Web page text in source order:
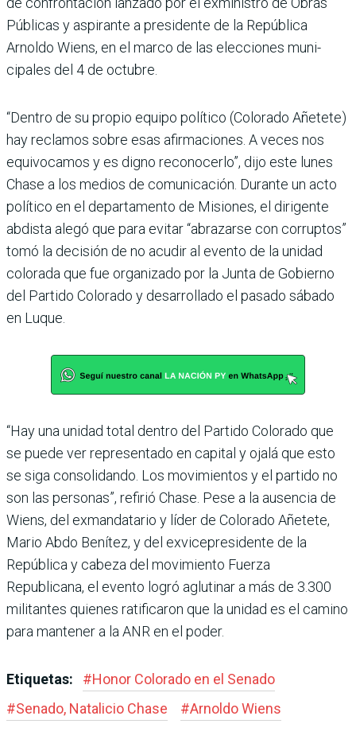
Públicas y aspirante a presidente de la República
Arnoldo Wiens, en el marco de las elecciones muni­
cipales del 4 de octubre.
“Dentro de su propio equipo político (Colorado Añetete)
hay reclamos sobre esas afir­maciones. A veces nos
equi­vocamos y es digno recono­cerlo”, dijo este lunes
Chase a los medios de comunicación. Durante un acto
político en el departamento de Misiones, el dirigente
abdista alegó que para evitar “abrazarse con corrup­tos”
tomó la decisión de no acu­dir al evento de la unidad
colo­rada que fue organizado por la Junta de Gobierno
del Par­tido Colorado y desarrollado el pasado sábado
en Luque.
“Hay una unidad total den­tro del Partido Colorado que
se puede ver representado en capital y ojalá que esto
se siga consolidando. Los movimien­tos y el partido no
son las per­sonas”, refirió Chase. Pese a la ausencia de
Wiens, del exman­datario y líder de Colorado Añetete,
Mario Abdo Bení­tez, y del exvicepresidente de la
República y cabeza del movi­miento Fuerza
Republicana, el evento logró aglutinar a más de 3.300
militantes quienes ratificaron que la unidad es el camino
para mantener a la ANR en el poder.
Etiquetas: #Honor Colorado en el Senado
#Senado, Natalicio Chase #Arnoldo Wiens